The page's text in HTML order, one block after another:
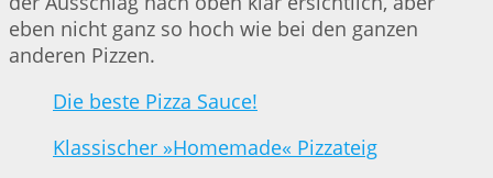
eben nicht ganz so hoch wie bei den ganzen
anderen Pizzen.
Die beste Pizza Sauce!
Klassischer »Homemade« Pizzateig